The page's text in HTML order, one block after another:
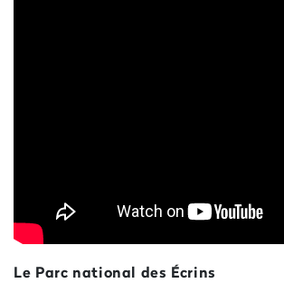
Le Parc national des Écrins